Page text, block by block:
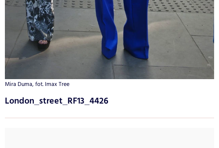
Mira Duma, fot. Imax Tree
London_street_RF13_4426